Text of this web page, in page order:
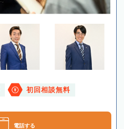
初回相談無料
電話する